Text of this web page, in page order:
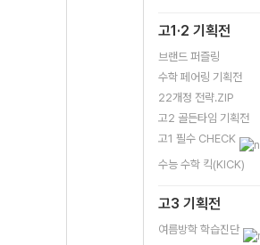
고1·2 기획전
브랜드 퍼즐링
수학 페어링 기획전
22개정 전략.ZIP
고2 골든타임 기획전
고1 필수 CHECK
수능 수학 킥(KICK)
고3 기획전
여름방학 학습진단